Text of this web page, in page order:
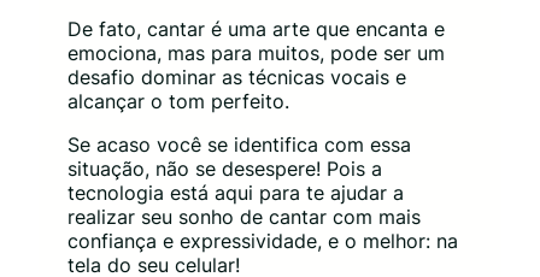
De fato, cantar é uma arte que encanta e
emociona, mas para muitos, pode ser um
desafio dominar as técnicas vocais e
alcançar o tom perfeito.
Se acaso você se identifica com essa
situação, não se desespere! Pois a
tecnologia está aqui para te ajudar a
realizar seu sonho de cantar com mais
confiança e expressividade, e o melhor: na
tela do seu celular!